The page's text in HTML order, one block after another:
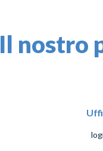
Il nostro